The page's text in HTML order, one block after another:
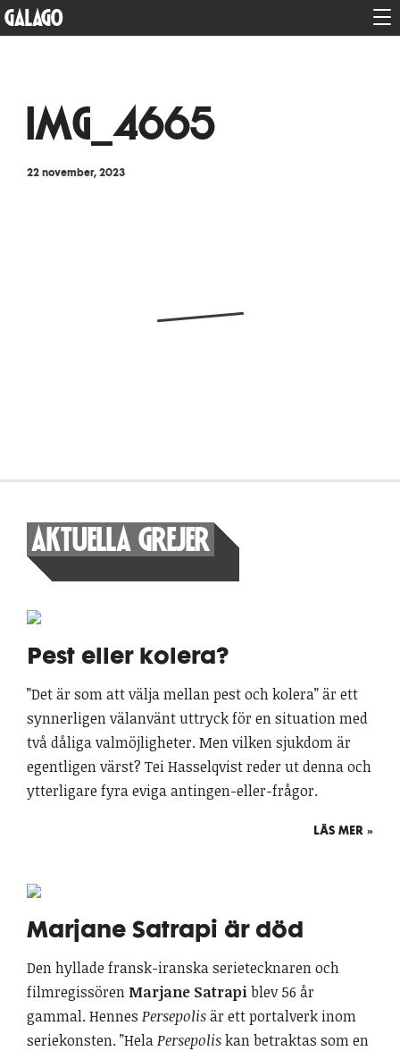
GALAGO
IMG_4665
22 november, 2023
AKTUELLA GREJER
Pest eller kolera?
”Det är som att välja mellan pest och kolera” är ett
synnerligen välanvänt uttryck för en situation med
två dåliga valmöjligheter. Men vilken sjukdom är
egentligen värst? Tei Hasselqvist reder ut denna och
ytterligare fyra eviga antingen-eller-frågor.
LÄS MER »
Marjane Satrapi är död
Den hyllade fransk-iranska serietecknaren och
filmregissören Marjane Satrapiblev 56 år
gammal. Hennes Persepolisär ett portalverk inom
seriekonsten. ”HelaPersepoliskan betraktas som en